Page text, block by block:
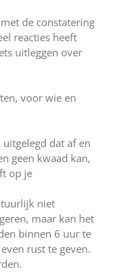
de constatering
reacties heeft
uitleggen over
voor wie en
dat af en
geen kwaad kan,
op je
niet
maar kan het
binnen 6 uur te
rust te geven.